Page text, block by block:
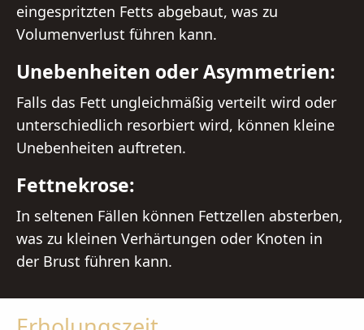
eingespritzten Fetts abgebaut, was zu
Volumenverlust führen kann.
Unebenheiten oder Asymmetrien:
Falls das Fett ungleichmäßig verteilt wird oder
unterschiedlich resorbiert wird, können kleine
Unebenheiten auftreten.
Fettnekrose:
In seltenen Fällen können Fettzellen absterben,
was zu kleinen Verhärtungen oder Knoten in
der Brust führen kann.